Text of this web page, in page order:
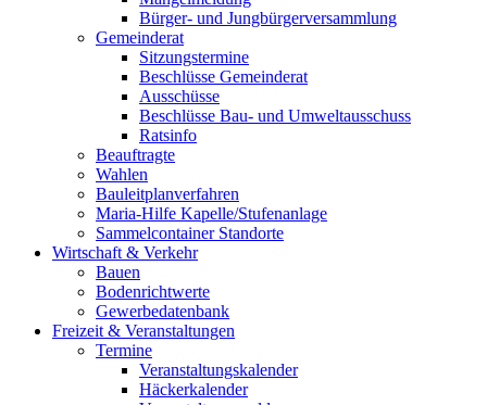
Bürger- und Jungbürgerversammlung
Gemeinderat
Sitzungstermine
Beschlüsse Gemeinderat
Ausschüsse
Beschlüsse Bau- und Umweltausschuss
Ratsinfo
Beauftragte
Wahlen
Bauleitplanverfahren
Maria-Hilfe Kapelle/Stufenanlage
Sammelcontainer Standorte
Wirtschaft & Verkehr
Bauen
Bodenrichtwerte
Gewerbedatenbank
Freizeit & Veranstaltungen
Termine
Veranstaltungskalender
Häckerkalender